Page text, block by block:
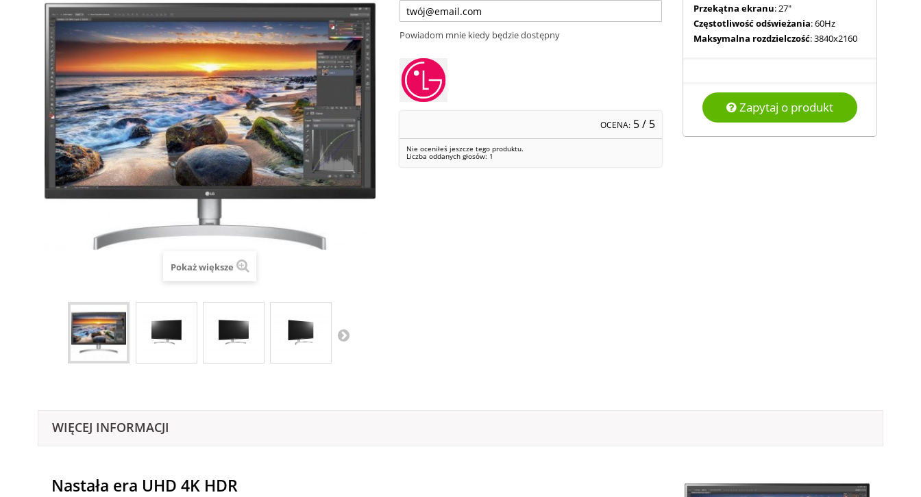
Pokaż większe
Powiadom mnie kiedy będzie dostępny
OCENA: 5/ 5
Nie oceniłeś jeszcze tego produktu.
Liczba oddanych głosów: 1
Przekątna ekranu: 27"
Częstotliwość odświeżania: 60Hz
Maksymalna rozdzielczość: 3840x2160
Zapytaj o produkt
WIĘCEJ INFORMACJI
Nastała era UHD 4K HDR